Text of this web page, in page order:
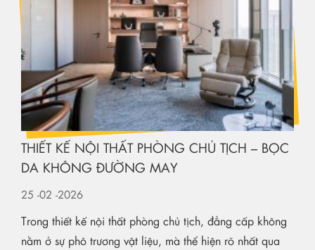
THIẾT KẾ NỘI THẤT PHÒNG CHỦ TỊCH – BỌC
DA KHÔNG ĐƯỜNG MAY
25 -02 -2026
Trong thiết kế nội thất phòng chủ tịch, đẳng cấp không
nằm ở sự phô trương vật liệu, mà thể hiện rõ nhất qua